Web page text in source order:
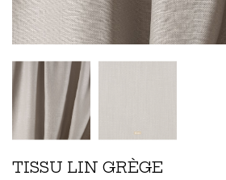
TISSU LIN GRÈGE